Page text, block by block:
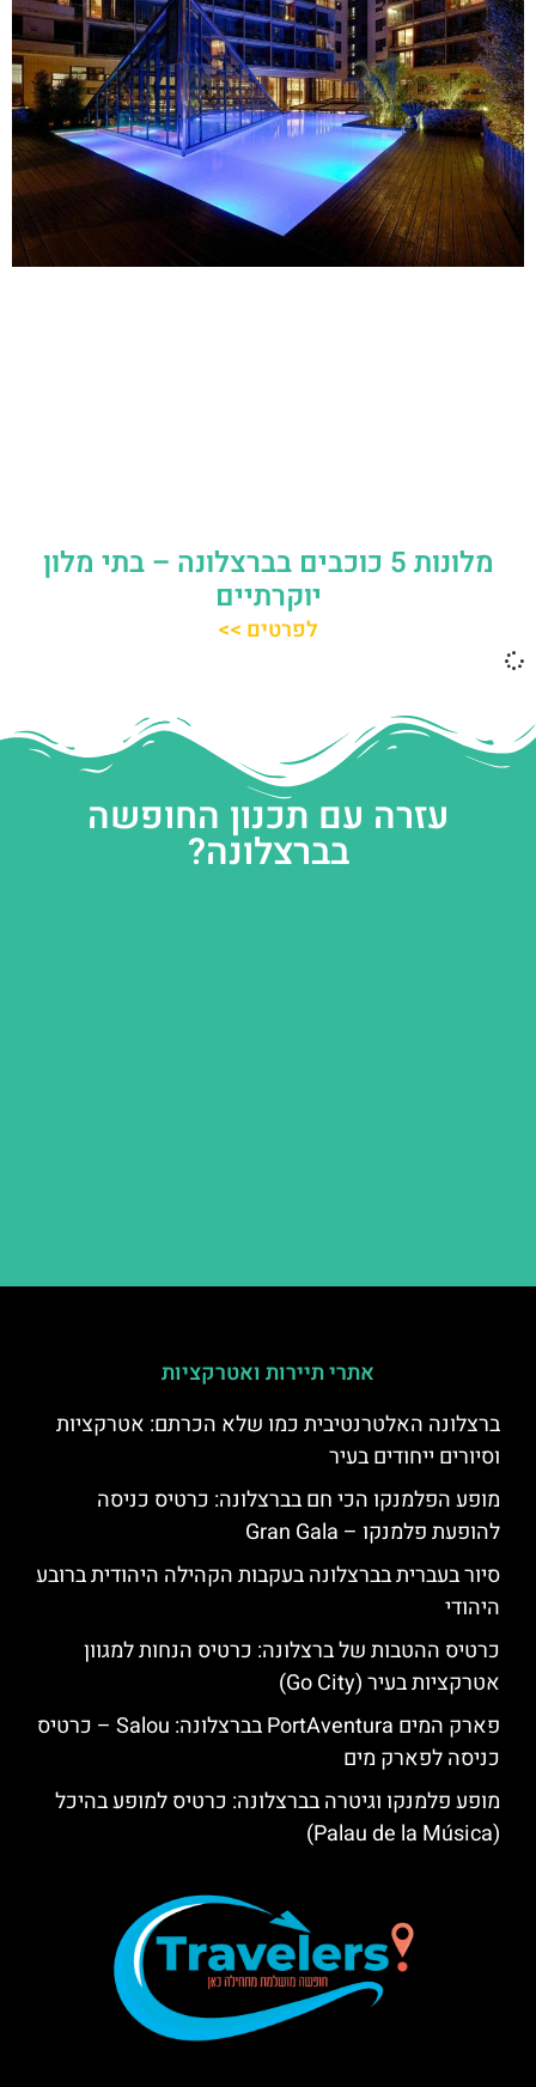
מלונות 5 כוכבים בברצלונה – בתי מלון
יוקרתיים
לפרטים >>
עזרה עם תכנון החופשה
בברצלונה?
אתרי תיירות ואטרקציות
ברצלונה האלטרנטיבית כמו שלא הכרתם: אטרקציות
וסיורים ייחודים בעיר
מופע הפלמנקו הכי חם בברצלונה: כרטיס כניסה
להופעת פלמנקו – Gran Gala
סיור בעברית בברצלונה בעקבות הקהילה היהודית ברובע
היהודי
כרטיס ההטבות של ברצלונה: כרטיס הנחות למגוון
אטרקציות בעיר (Go City)
פארק המים PortAventura בברצלונה: Salou – כרטיס
כניסה לפארק מים
מופע פלמנקו וגיטרה בברצלונה: כרטיס למופע בהיכל
(Palau de la Música)